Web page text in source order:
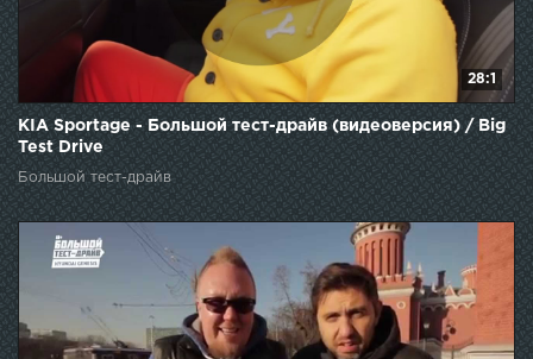
28:1
KIA Sportage - Большой тест-драйв (видеоверсия) / Big
Test Drive
Большой тест-драйв